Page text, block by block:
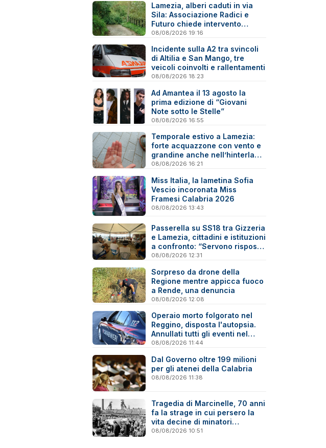
Lamezia, alberi caduti in via
Sila: Associazione Radici e
Futuro chiede intervento
immediato
08/08/2026 19:16
Incidente sulla A2 tra svincoli
di Altilia e San Mango, tre
veicoli coinvolti e rallentamenti
08/08/2026 18:23
Ad Amantea il 13 agosto la
prima edizione di “Giovani
Note sotto le Stelle”
08/08/2026 16:55
Temporale estivo a Lamezia:
forte acquazzone con vento e
grandine anche nell’hinterland
- Video
08/08/2026 16:21
Miss Italia, la lametina Sofia
Vescio incoronata Miss
Framesi Calabria 2026
08/08/2026 13:43
Passerella su SS18 tra Gizzeria
e Lamezia, cittadini e istituzioni
a confronto: “Servono risposte
e tempi certi”
08/08/2026 12:31
Sorpreso da drone della
Regione mentre appicca fuoco
a Rende, una denuncia
08/08/2026 12:08
Operaio morto folgorato nel
Reggino, disposta l'autopsia.
Annullati tutti gli eventi nel
paese della tragedia
08/08/2026 11:44
Dal Governo oltre 199 milioni
per gli atenei della Calabria
08/08/2026 11:38
Tragedia di Marcinelle, 70 anni
fa la strage in cui persero la
vita decine di minatori
calabresi
08/08/2026 10:51